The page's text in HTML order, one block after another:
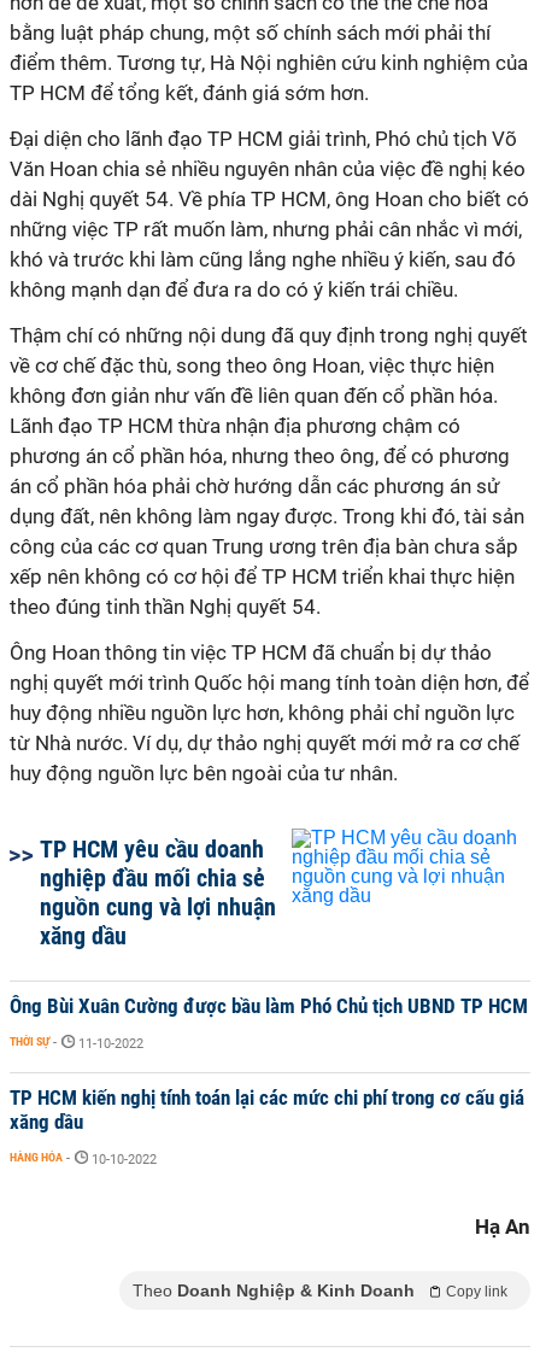
bằng luật pháp chung, một số chính sách mới phải thí
điểm thêm. Tương tự, Hà Nội nghiên cứu kinh nghiệm của
TP HCM để tổng kết, đánh giá sớm hơn.
Đại diện cho lãnh đạo TP HCM giải trình, Phó chủ tịch Võ
Văn Hoan chia sẻ nhiều nguyên nhân của việc đề nghị kéo
dài Nghị quyết 54. Về phía TP HCM, ông Hoan cho biết có
những việc TP rất muốn làm, nhưng phải cân nhắc vì mới,
khó và trước khi làm cũng lắng nghe nhiều ý kiến, sau đó
không mạnh dạn để đưa ra do có ý kiến trái chiều.
Thậm chí có những nội dung đã quy định trong nghị quyết
về cơ chế đặc thù, song theo ông Hoan, việc thực hiện
không đơn giản như vấn đề liên quan đến cổ phần hóa.
Lãnh đạo TP HCM thừa nhận địa phương chậm có
phương án cổ phần hóa, nhưng theo ông, để có phương
án cổ phần hóa phải chờ hướng dẫn các phương án sử
dụng đất, nên không làm ngay được. Trong khi đó, tài sản
công của các cơ quan Trung ương trên địa bàn chưa sắp
xếp nên không có cơ hội để TP HCM triển khai thực hiện
theo đúng tinh thần Nghị quyết 54.
Ông Hoan thông tin việc TP HCM đã chuẩn bị dự thảo
nghị quyết mới trình Quốc hội mang tính toàn diện hơn, để
huy động nhiều nguồn lực hơn, không phải chỉ nguồn lực
từ Nhà nước. Ví dụ, dự thảo nghị quyết mới mở ra cơ chế
huy động nguồn lực bên ngoài của tư nhân.
TP HCM yêu cầu doanh
nghiệp đầu mối chia sẻ
nguồn cung và lợi nhuận
xăng dầu
Ông Bùi Xuân Cường được bầu làm Phó Chủ tịch UBND TP HCM
THỜI SỰ - 11-10-2022
TP HCM kiến nghị tính toán lại các mức chi phí trong cơ cấu giá
xăng dầu
HÀNG HÓA - 10-10-2022
Hạ An
Theo Doanh Nghiệp & Kinh Doanh Copy link